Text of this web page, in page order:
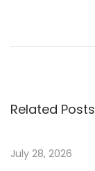
B
e
Related Posts
July 28, 2026